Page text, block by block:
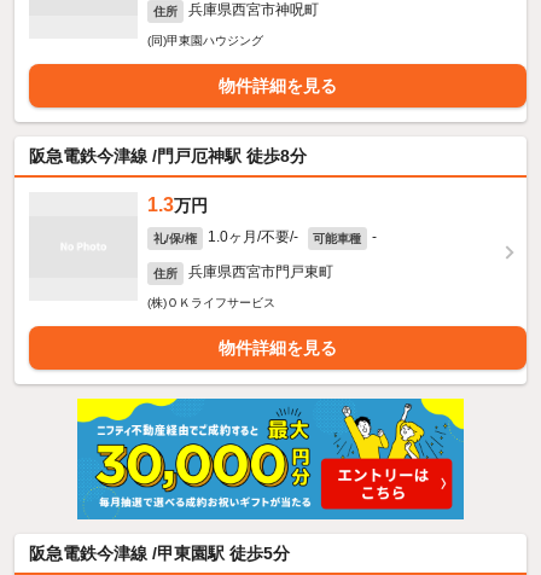
住所 兵庫県西宮市神呪町
(同)甲東園ハウジング
物件詳細を見る
阪急電鉄今津線 /門戸厄神駅 徒歩8分
1.3万円
礼/保/権 1.0ヶ月/不要/- 可能車種 -
住所 兵庫県西宮市門戸東町
(株)ＯＫライフサービス
物件詳細を見る
阪急電鉄今津線 /甲東園駅 徒歩5分